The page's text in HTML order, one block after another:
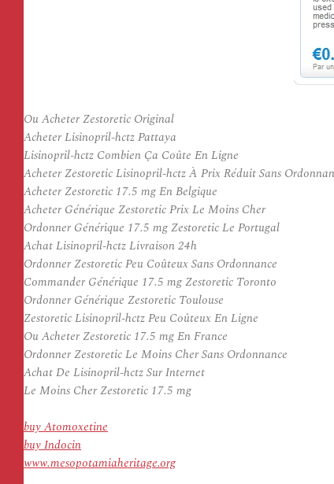
Ou Acheter Zestoretic Original
Acheter Lisinopril-hctz Pattaya
Lisinopril-hctz Combien Ça Coûte En Ligne
Acheter Zestoretic Lisinopril-hctz À Prix Réduit Sans
Acheter Zestoretic 17.5 mg En Belgique
Acheter Générique Zestoretic Prix Le Moins Cher
Ordonner Générique 17.5 mg Zestoretic Le Portugal
Achat Lisinopril-hctz Livraison 24h
Ordonner Zestoretic Peu Coûteux Sans Ordonnance
Commander Générique 17.5 mg Zestoretic Toronto
Ordonner Générique Zestoretic Toulouse
Zestoretic Lisinopril-hctz Peu Coûteux En Ligne
Ou Acheter Zestoretic 17.5 mg En France
Ordonner Zestoretic Le Moins Cher Sans Ordonnance
Achat De Lisinopril-hctz Sur Internet
Le Moins Cher Zestoretic 17.5 mg
buy Atomoxetine
buy Indocin
www.mesopotamiaheritage.org